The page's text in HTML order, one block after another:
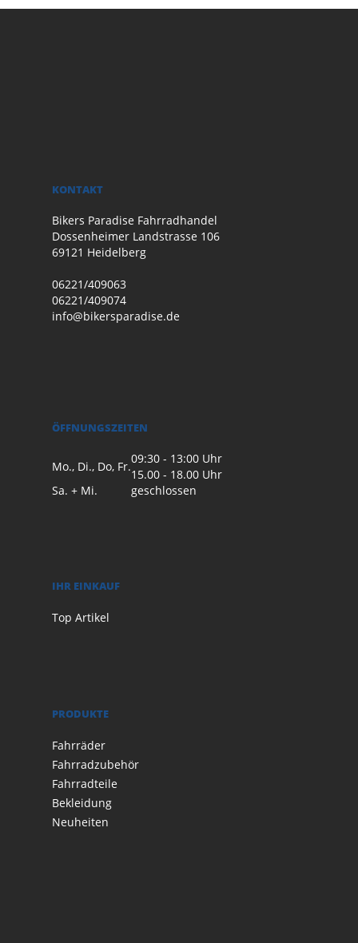
KONTAKT
Bikers Paradise Fahrradhandel
Dossenheimer Landstrasse 106
69121 Heidelberg
06221/409063
06221/409074
info@bikersparadise.de
ÖFFNUNGSZEITEN
Mo., Di., Do, Fr.
09:30 - 13:00 Uhr
15.00 - 18.00 Uhr
Sa. + Mi.
geschlossen
IHR EINKAUF
Top Artikel
PRODUKTE
Fahrräder
Fahrradzubehör
Fahrradteile
Bekleidung
Neuheiten